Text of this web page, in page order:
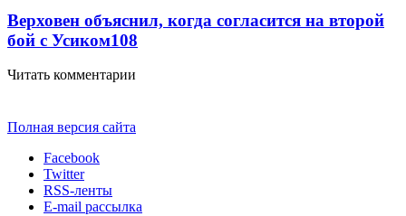
Верховен объяснил, когда согласится на второй
бой с Усиком108
Читать комментарии
Полная версия сайта
Facebook
Twitter
RSS-ленты
E-mail рассылка